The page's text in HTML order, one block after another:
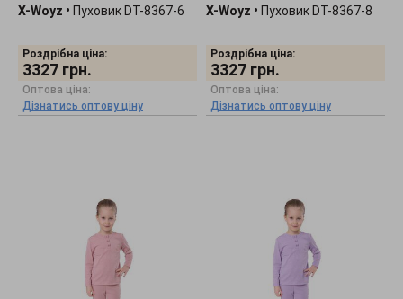
X-Woyz • Пуховик DT-8367-6
Роздрібна ціна:
3327 грн.
Оптова ціна:
Дізнатись оптову ціну
X-Woyz • Пуховик DT-8367-8
Роздрібна ціна:
3327 грн.
Оптова ціна:
Дізнатись оптову ціну